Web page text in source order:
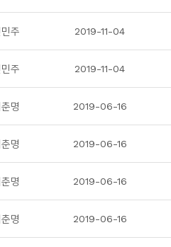
주 2019-11-04
주 2019-11-04
명 2019-06-16
명 2019-06-16
명 2019-06-16
명 2019-06-16